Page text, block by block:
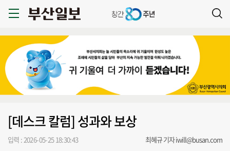
[데스크 칼럼] 성과와 보상
입력 : 2026-05-25 18:30:43 최혜규 기자 iwill@busan.com